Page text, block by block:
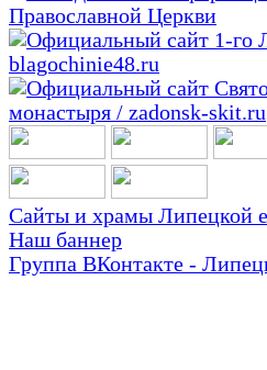
Сайты и храмы Липецкой
Наш баннер
Группа ВКонтакте -